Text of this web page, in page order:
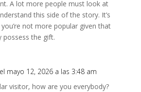
A lot more people must look at
this side of the story. It’s
not more popular given that
possess the gift.
el mayo 12, 2026 a las 3:48 am
visitor, how are you everybody?